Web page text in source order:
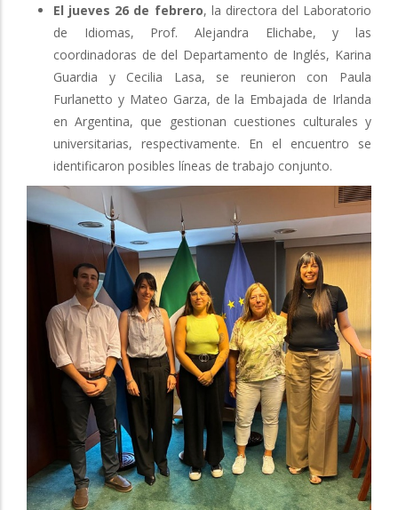
El jueves 26 de febrero, la directora del Laboratorio
de Idiomas, Prof. Alejandra Elichabe, y las
coordinadoras de del Departamento de Inglés, Karina
Guardia y Cecilia Lasa, se reunieron con Paula
Furlanetto y Mateo Garza, de la Embajada de Irlanda
en Argentina, que gestionan cuestiones culturales y
universitarias, respectivamente. En el encuentro se
identificaron posibles líneas de trabajo conjunto.